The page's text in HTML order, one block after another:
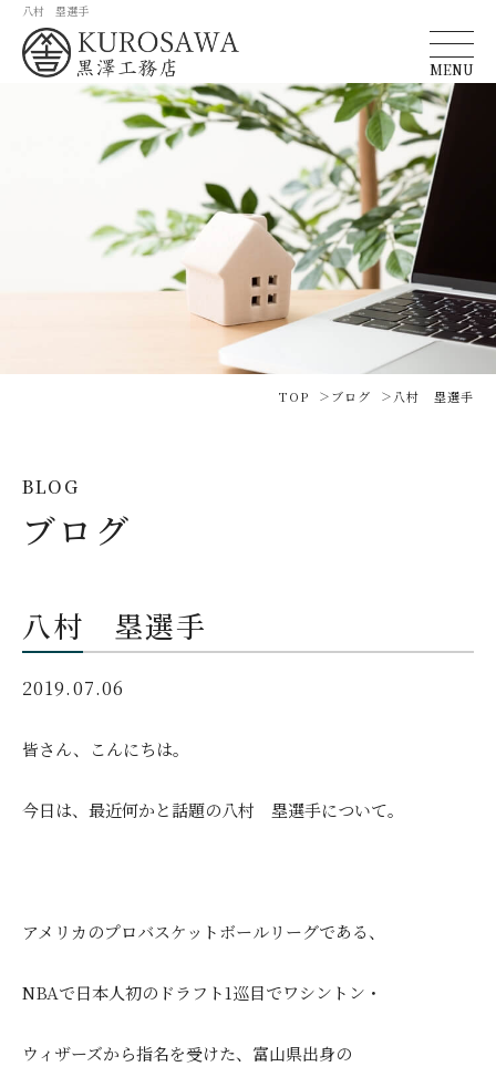
八村 塁選手
MENU
TOP ブログ 八村 塁選手
BLOG
ブログ
八村 塁選手
2019.07.06
皆さん、こんにちは。
今日は、最近何かと話題の八村 塁選手について。
アメリカのプロバスケットボールリーグである、
NBAで日本人初のドラフト1巡目でワシントン・
ウィザーズから指名を受けた、富山県出身の